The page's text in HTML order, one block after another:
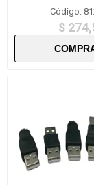
Código:
$